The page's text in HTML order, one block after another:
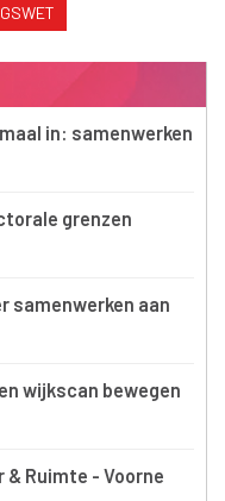
in: samenwerken
grenzen
samenwerken aan
wijkscan bewegen
& Ruimte - Voorne